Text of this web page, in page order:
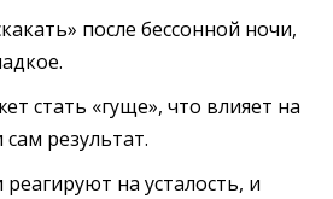
после бессонной ночи,
стать «гуще», что влияет на
результат.
на усталость, и